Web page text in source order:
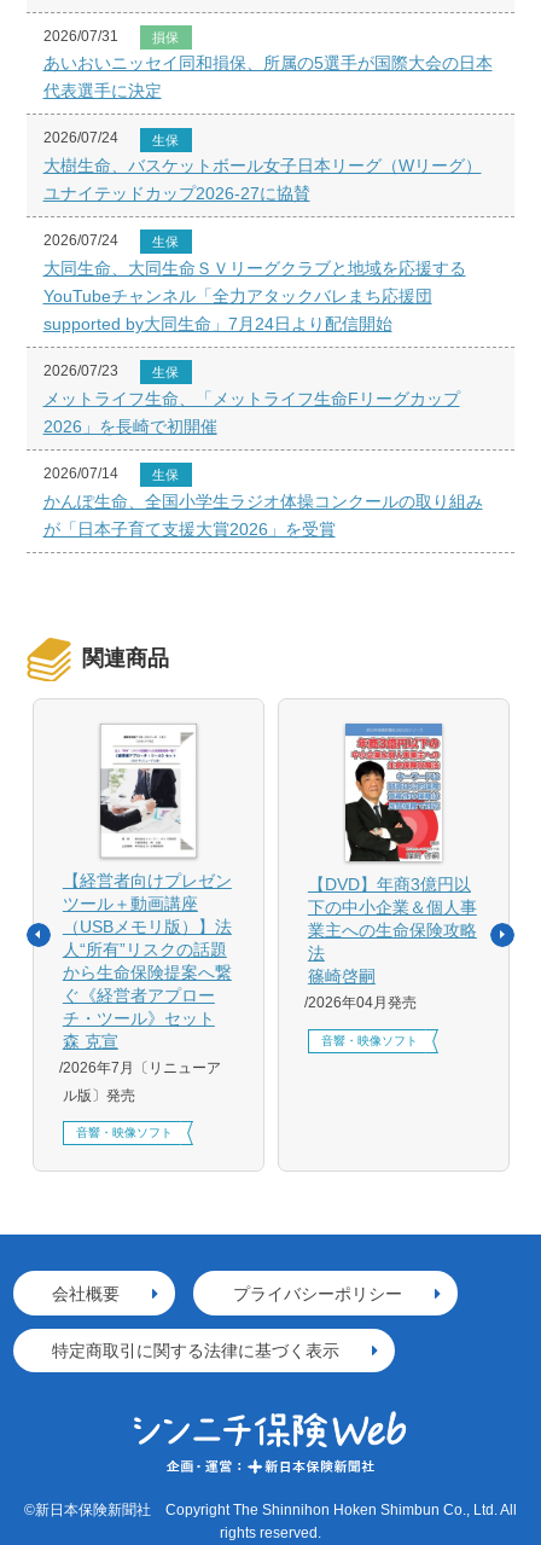
2026/07/31 損保
あいおいニッセイ同和損保、所属の5選手が国際大会の日本
代表選手に決定
2026/07/24 生保
大樹生命、バスケットボール女子日本リーグ（Wリーグ）
ユナイテッドカップ2026-27に協賛
2026/07/24 生保
大同生命、大同生命ＳＶリーグクラブと地域を応援する
YouTubeチャンネル「全力アタックバレまち応援団
supported by大同生命」7月24日より配信開始
2026/07/23 生保
メットライフ生命、「メットライフ生命Fリーグカップ
2026」を長崎で初開催
2026/07/14 生保
かんぽ生命、全国小学生ラジオ体操コンクールの取り組み
が「日本子育て支援大賞2026」を受賞
関連商品
【経営者向けプレゼン
ツール＋動画講座
（USBメモリ版）】法
人“所有”リスクの話題
から生命保険提案へ繋
ぐ《経営者アプロー
チ・ツール》セット
森 克宣
2026年7月〔リニューア
ル版〕発売
音響・映像ソフト
【DVD】年商3億円以
下の中小企業＆個人事
業主への生命保険攻略
法
篠崎啓嗣
2026年04月発売
音響・映像ソフト
会社概要 プライバシーポリシー
特定商取引に関する法律に基づく表示
©新日本保険新聞社 Copyright The Shinnihon Hoken Shimbun Co., Ltd. All
rights reserved.